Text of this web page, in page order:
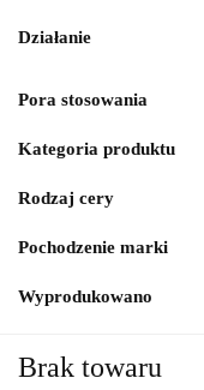
Działanie
Pora stosowania
Kategoria produktu
Rodzaj cery
Pochodzenie marki
Wyprodukowano
Brak towaru